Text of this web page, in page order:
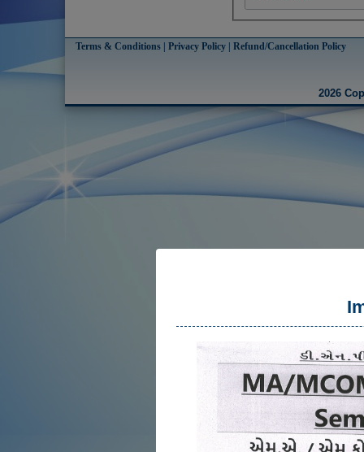
Terms & Conditions | Privacy Policy | Refund/Cancellation Policy
2026